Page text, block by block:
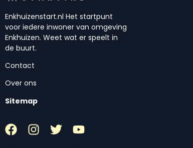
Enkhuizenstart.nl Het startpunt
voor iedere inwoner van omgeving
Enkhuizen. Weet wat er speelt in
de buurt.
Contact
Over ons
Sitemap